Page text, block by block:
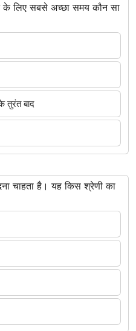
के लिए सबसे अच्छा समय कौन सा
तुरंत बाद
चाहता है। यह किस श्रेणी का